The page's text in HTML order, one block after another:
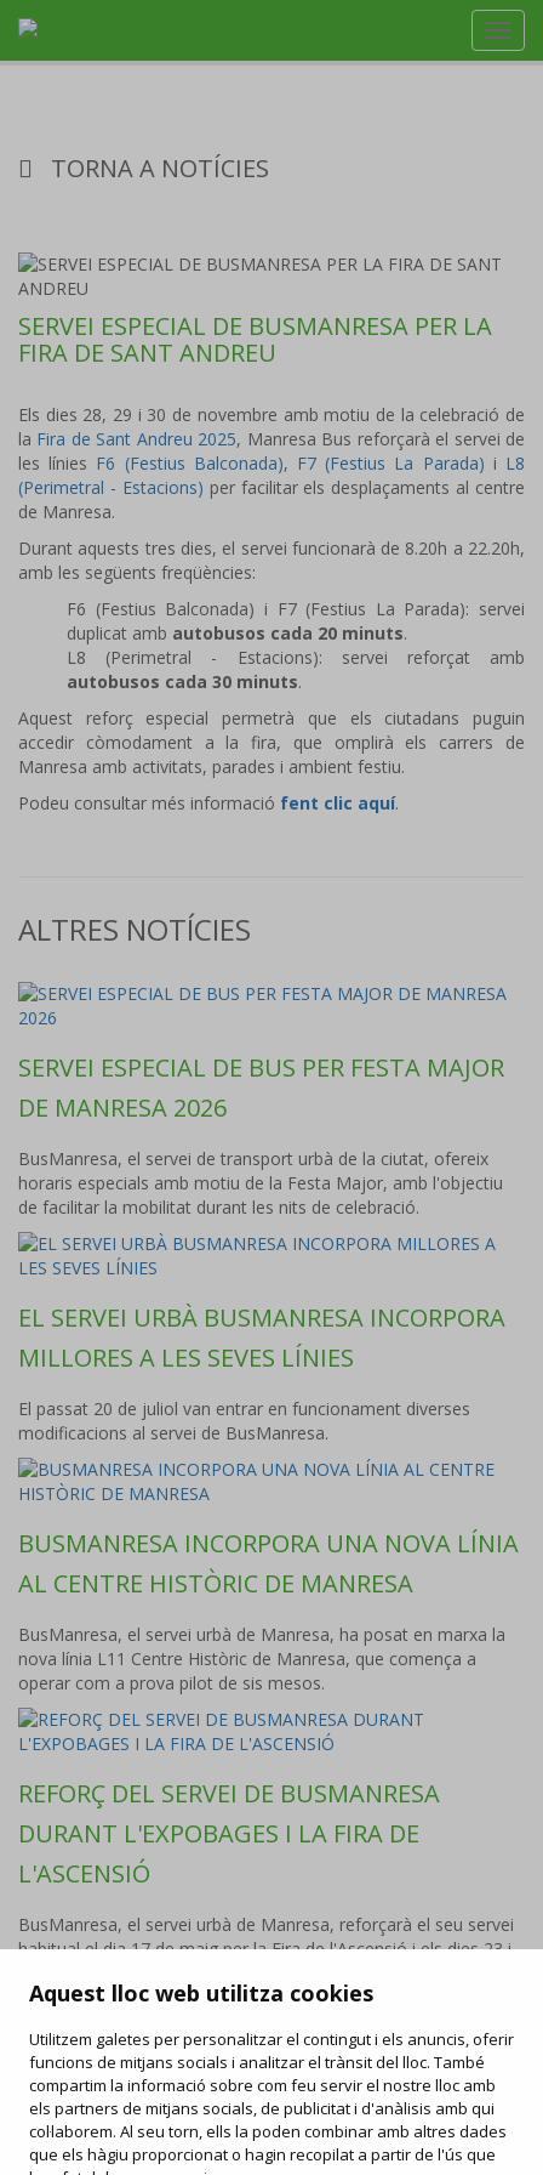
Aquest lloc web utilitza cookies
Utilitzem galetes per personalitzar el contingut i els anuncis, oferir
funcions de mitjans socials i analitzar el trànsit del lloc. També
compartim la informació sobre com feu servir el nostre lloc amb
els partners de mitjans socials, de publicitat i d'anàlisis amb qui
col·laborem. Al seu torn, ells la poden combinar amb altres dades
que els hàgiu proporcionat o hagin recopilat a partir de l'ús que
TORNA A NOTÍCIES
SERVEI ESPECIAL DE BUSMANRESA PER LA
FIRA DE SANT ANDREU
Els dies 28, 29 i 30 de novembre amb motiu de la celebració de
la Fira de Sant Andreu 2025, Manresa Bus reforçarà el servei de
les línies F6 (Festius Balconada), F7 (Festius La Parada) i L8
(Perimetral - Estacions) per facilitar els desplaçaments al centre
de Manresa.
Durant aquests tres dies, el servei funcionarà de 8.20h a 22.20h,
amb les següents freqüències:
F6 (Festius Balconada) i F7 (Festius La Parada): servei
duplicat amb autobusos cada 20 minuts.
L8 (Perimetral - Estacions): servei reforçat amb
autobusos cada 30 minuts.
Aquest reforç especial permetrà que els ciutadans puguin
accedir còmodament a la fira, que omplirà els carrers de
Manresa amb activitats, parades i ambient festiu.
Podeu consultar més informació fent clic aquí.
ALTRES NOTÍCIES
SERVEI ESPECIAL DE BUS PER FESTA MAJOR
DE MANRESA 2026
BusManresa, el servei de transport urbà de la ciutat, ofereix
horaris especials amb motiu de la Festa Major, amb l'objectiu
de facilitar la mobilitat durant les nits de celebració.
EL SERVEI URBÀ BUSMANRESA INCORPORA
MILLORES A LES SEVES LÍNIES
El passat 20 de juliol van entrar en funcionament diverses
modificacions al servei de BusManresa.
BUSMANRESA INCORPORA UNA NOVA LÍNIA
AL CENTRE HISTÒRIC DE MANRESA
BusManresa, el servei urbà de Manresa, ha posat en marxa la
nova línia L11 Centre Històric de Manresa, que comença a
operar com a prova pilot de sis mesos.
REFORÇ DEL SERVEI DE BUSMANRESA
DURANT L'EXPOBAGES I LA FIRA DE
L'ASCENSIÓ
BusManresa, el servei urbà de Manresa, reforçarà el seu servei
habitual el dia 17 de maig per la Fira de l'Ascensió i els dies 23 i
FAQ/Drets i deures/Carta de serveis /Enllaços d'interès/
Objectes perduts /Ofertes de feina/Informació publicitat